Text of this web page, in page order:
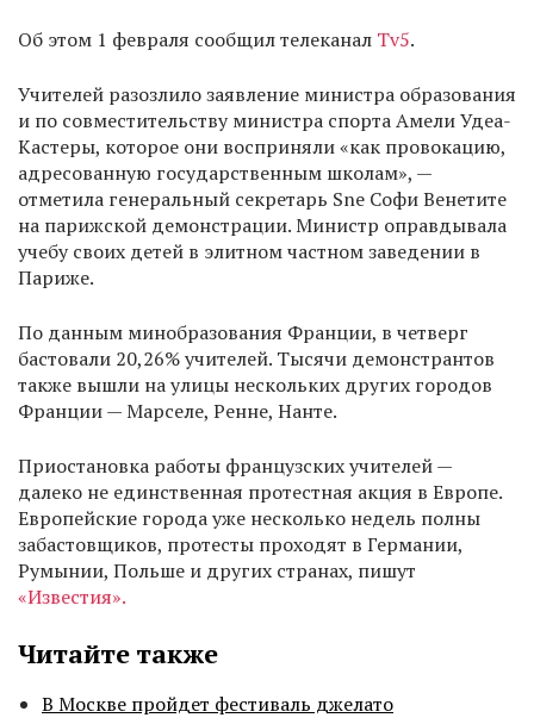
Об этом 1 февраля сообщил телеканал Tv5.
Учителей разозлило заявление министра образования
и по совместительству министра спорта Амели Удеа-
Кастеры, которое они восприняли «как провокацию,
адресованную государственным школам», —
отметила генеральный секретарь Sne Софи Венетите
на парижской демонстрации. Министр оправдывала
учебу своих детей в элитном частном заведении в
Париже.
По данным минобразования Франции, в четверг
бастовали 20,26% учителей. Тысячи демонстрантов
также вышли на улицы нескольких других городов
Франции — Марселе, Ренне, Нанте.
Приостановка работы французских учителей —
далеко не единственная протестная акция в Европе.
Европейские города уже несколько недель полны
забастовщиков, протесты проходят в Германии,
Румынии, Польше и других странах, пишут
«Известия».
Читайте также
В Москве пройдет фестиваль джелато